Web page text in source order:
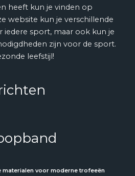
heeft kun je vinden op
website kun je verschillende
iedere sport, maar ook kun je
zijn voor de sport.
leefstijl!
materialen voor moderne trofeeën